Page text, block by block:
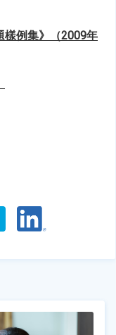
樣例集》（2009年